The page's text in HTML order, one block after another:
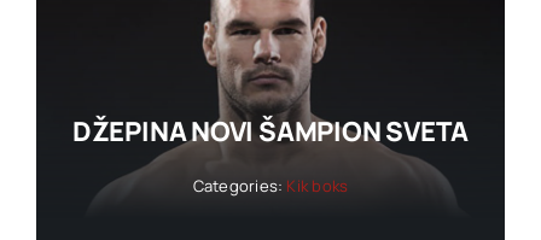
DŽEPINA NOVI ŠAMPION SVETA
Categories: Kik boks